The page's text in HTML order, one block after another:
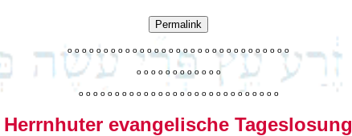
Permalink
o o o o o o o o o o o o o o o o o o o o o o o o o o o o o o o
o o o o o o o o o o o o
o o o o o o o o o o o o o o o o o o o o o o o o o o o o
Herrnhuter evangelische Tageslosung